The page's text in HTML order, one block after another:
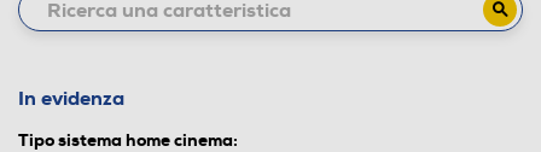
In evidenza
Tipo sistema home cinema: